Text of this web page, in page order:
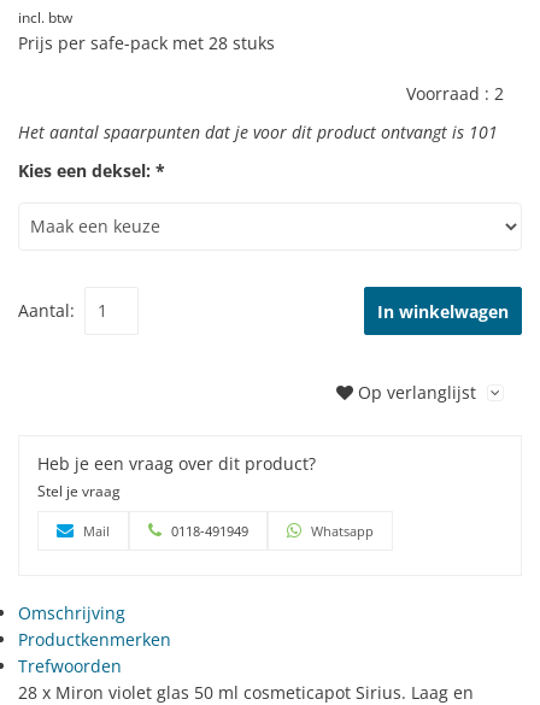
incl. btw
Prijs per safe-pack met 28 stuks
Voorraad : 2
Het aantal spaarpunten dat je voor dit product ontvangt is 101
Kies een deksel: *
Aantal: In winkelwagen
Op verlanglijst
Heb je een vraag over dit product?
Stel je vraag
Mail 0118-491949 Whatsapp
Omschrijving
Productkenmerken
Trefwoorden
28 x Miron violet glas 50 ml cosmeticapot Sirius. Laag en